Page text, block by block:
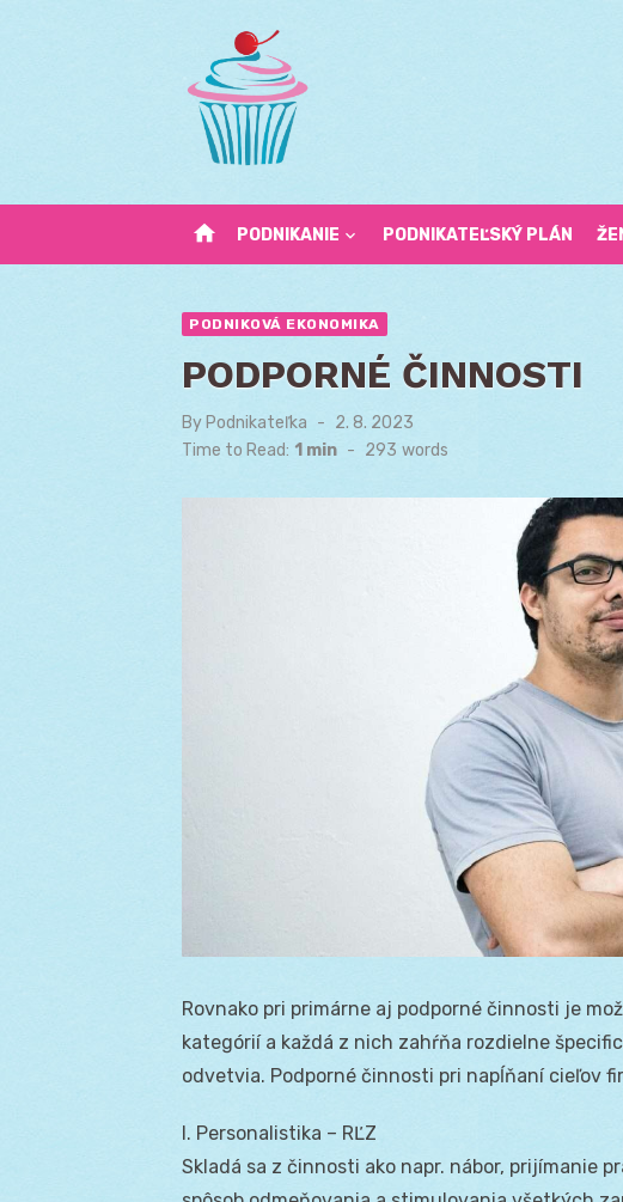
home PODNIKANIE PODNIKATEĽSKÝ PLÁN
PODNIKOVÁ EKONOMIKA
PODPORNÉ ČINNOSTI
ByPodnikateľka
Posted
on
2. 8. 2023
Time to Read: 1 min - 293 words
Rovnako pri primárne aj podporné činnosti je
kategórií a každá z nich zahŕňa rozdielne
odvetvia. Podporné činnosti pri napĺňaní cieľov
I. Personalistika – RĽZ
Skladá sa z činnosti ako napr. nábor, prijímanie